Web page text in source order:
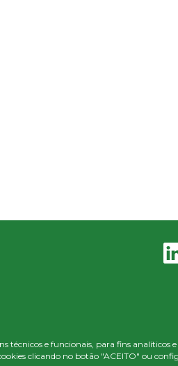
técnicos e funcionais, para fins
clicando no botão "ACEITO" ou
Redes Sociais